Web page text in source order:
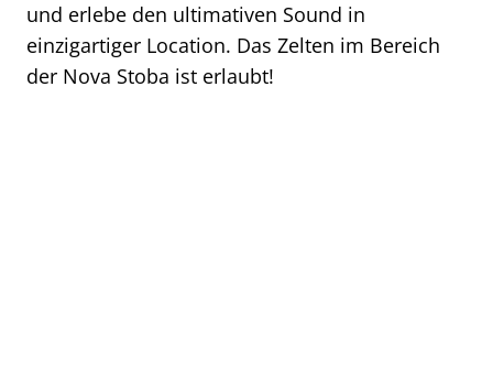
und erlebe den ultimativen Sound in
einzigartiger Location. Das Zelten im Bereich
der Nova Stoba ist erlaubt!